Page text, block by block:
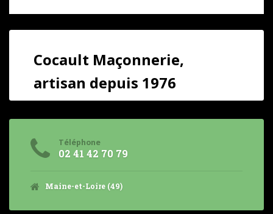
Cocault Maçonnerie,
artisan depuis 1976
Téléphone
02 41 42 70 79
Maine-et-Loire (49)